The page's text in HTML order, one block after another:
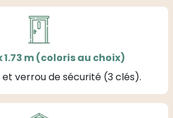
1.73 m (coloris au choix)
verrou de sécurité (3 clés).